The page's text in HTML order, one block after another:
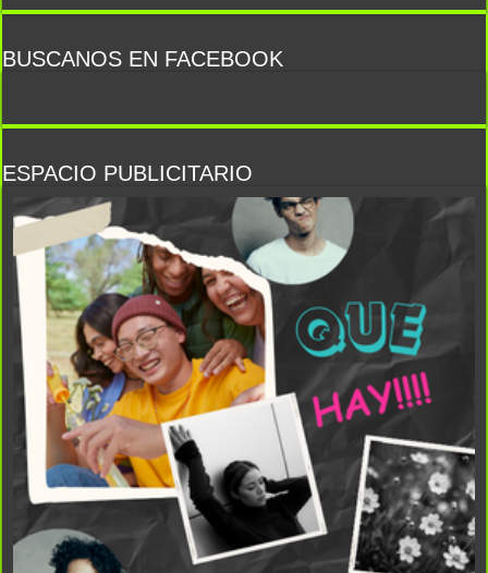
BUSCANOS EN FACEBOOK
ESPACIO PUBLICITARIO